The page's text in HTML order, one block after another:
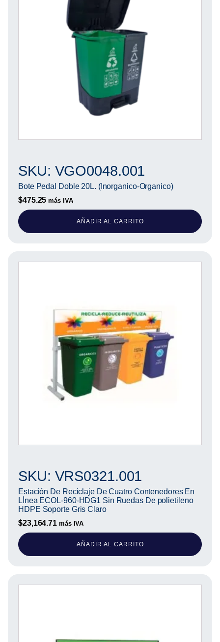
SKU: VGO0048.001
Bote Pedal Doble 20L. (Inorganico-Organico)
$475.25 más IVA
AÑADIR AL CARRITO
SKU: VRS0321.001
Estación De Reciclaje De Cuatro Contenedores En
LÍnea ECOL-960-HDG1 Sin Ruedas De polietileno
HDPE Soporte Gris Claro
$23,164.71 más IVA
AÑADIR AL CARRITO